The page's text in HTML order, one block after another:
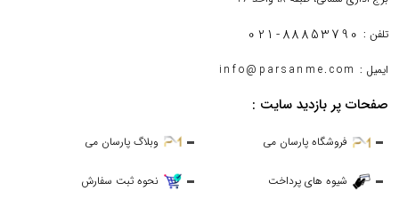
تلفن : 021-88853790
ایمیل : info@parsanme.com
صفحات پر بازدید سایت :
فروشگاه پارسان می وبلاگ پارسان می
شیوه های پرداخت نحوه ثبت سفارش